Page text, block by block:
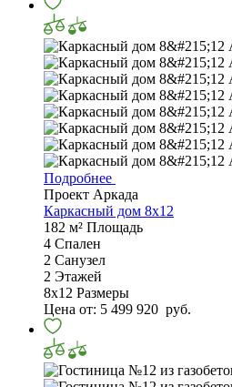
Подробнее
Проект Аркада
Каркасный дом 8х12
182 м² Площадь
4 Спален
2 Санузел
2 Этажей
8х12 Размеры
Цена от: 5 499 920 руб.